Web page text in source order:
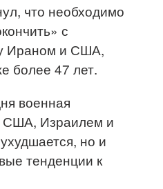
что необходимо
с
Ираном и США,
более 47 лет.
военная
США, Израилем и
но и
тенденции к